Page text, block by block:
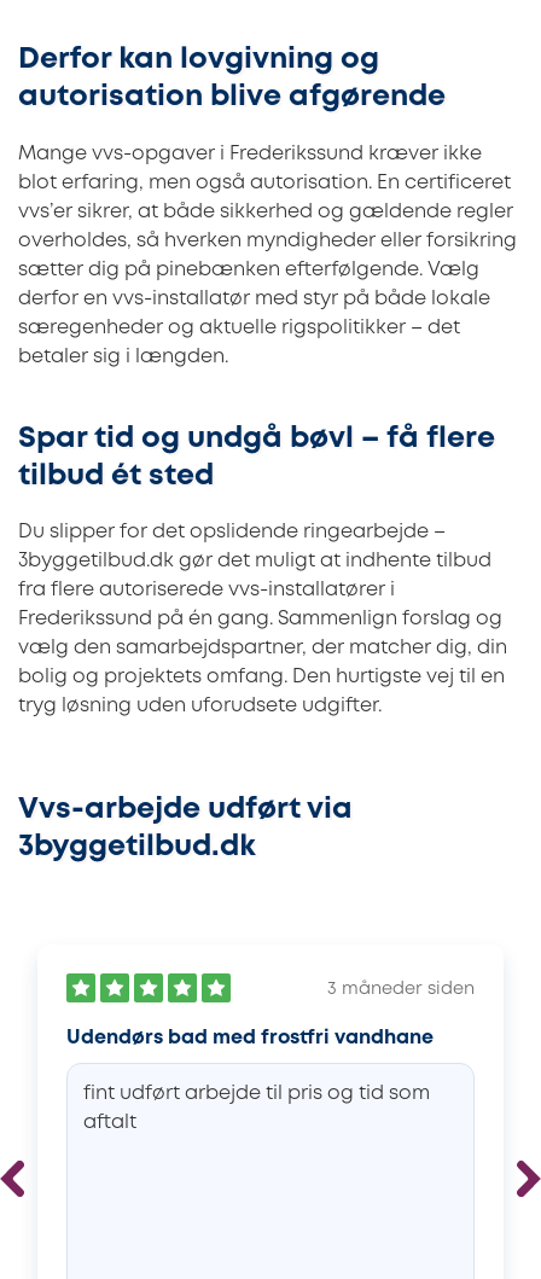
Derfor kan lovgivning og
autorisation blive afgørende
Mange vvs-opgaver i Frederikssund kræver ikke
blot erfaring, men også autorisation. En certificeret
vvs’er sikrer, at både sikkerhed og gældende regler
overholdes, så hverken myndigheder eller forsikring
sætter dig på pinebænken efterfølgende. Vælg
derfor en vvs-installatør med styr på både lokale
særegenheder og aktuelle rigspolitikker – det
betaler sig i længden.
Spar tid og undgå bøvl – få flere
tilbud ét sted
Du slipper for det opslidende ringearbejde –
3byggetilbud.dk gør det muligt at indhente tilbud
fra flere autoriserede vvs-installatører i
Frederikssund på én gang. Sammenlign forslag og
vælg den samarbejdspartner, der matcher dig, din
bolig og projektets omfang. Den hurtigste vej til en
tryg løsning uden uforudsete udgifter.
Vvs-arbejde udført via
3byggetilbud.dk
3 måneder siden
Udendørs bad med frostfri vandhane
fint udført arbejde til pris og tid som
aftalt